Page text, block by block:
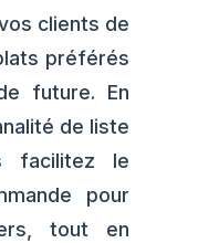
clients de
préférés
future. En
de liste
facilitez le
pour
tout en